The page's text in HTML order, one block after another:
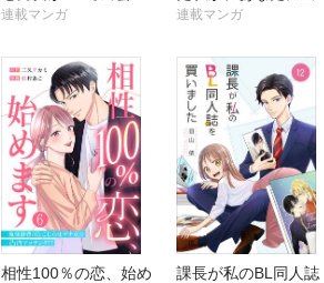
たら～
連載マンガ
って恋を知るまで
連載マンガ
相性100％の恋、始め
課長が私のBL同人誌